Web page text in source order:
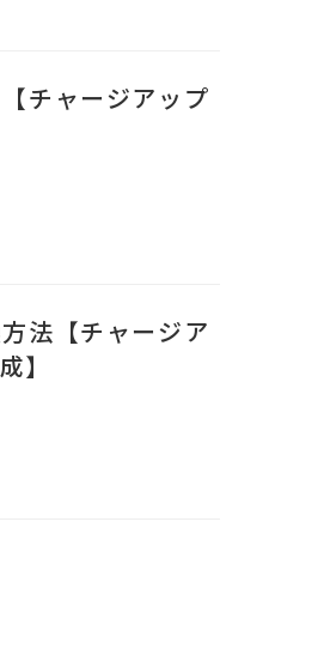
チャージアップ
法【チャージア
】